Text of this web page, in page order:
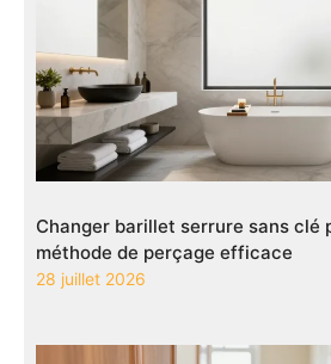
Changer barillet serrure sans clé
méthode de perçage efficace
28 juillet 2026